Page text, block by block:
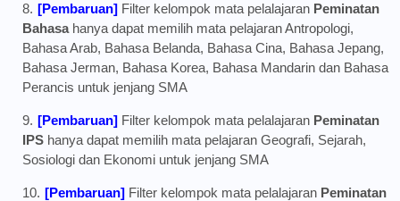
[Pembaruan] Filter kelompok mata pelalajaran Peminatan
Bahasahanya dapat memilih mata pelajaran Antropologi,
Bahasa Arab, Bahasa Belanda, Bahasa Cina, Bahasa Jepang,
Bahasa Jerman, Bahasa Korea, Bahasa Mandarin dan Bahasa
Perancis untuk jenjang SMA
[Pembaruan] Filter kelompok mata pelalajaran Peminatan
IPS hanya dapat memilih mata pelajaran Geografi, Sejarah,
Sosiologi dan Ekonomi untuk jenjang SMA
[Pembaruan] Filter kelompok mata pelalajaran Peminatan